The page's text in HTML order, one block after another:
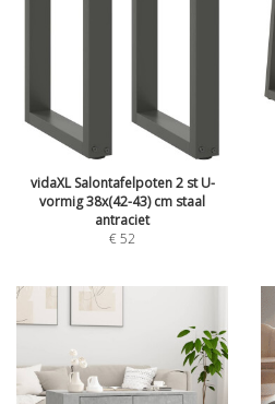
vidaXL Salontafelpoten 2 st U-
vormig 38x(42-43) cm staal
antraciet
€52